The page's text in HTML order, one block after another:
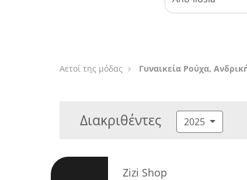
Αετοί της μόδας Γυναικεία Ρούχα,
Διακριθέντες 2025
Zizi Shop